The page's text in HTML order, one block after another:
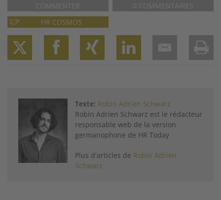
COMMENTER
0 COMMENTAIRES
HR COSMOS
Texte: Robin Adrien Schwarz
Robin Adrien Schwarz est le rédacteur
responsable web de la version
germanophone de HR Today
Plus d'articles de Robin Adrien
Schwarz